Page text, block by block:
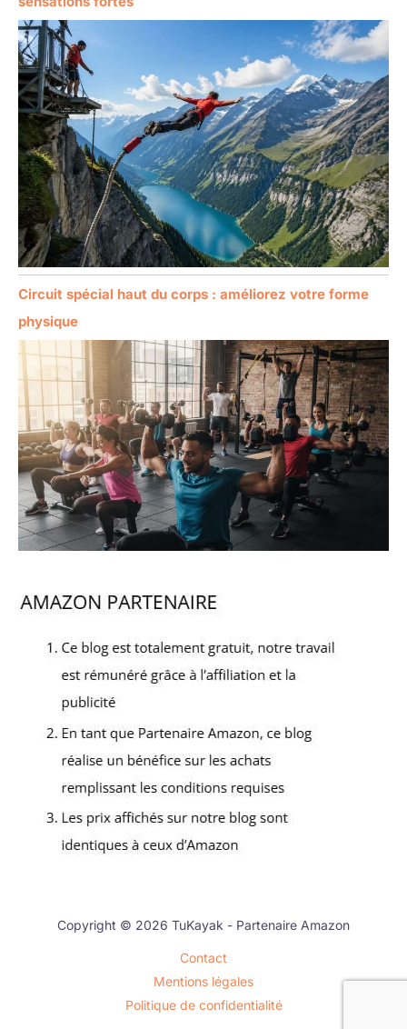
Circuit spécial haut du corps : améliorez votre forme
physique
Copyright © 2026 TuKayak - Partenaire Amazon
Contact
Mentions légales
Politique de confidentialité